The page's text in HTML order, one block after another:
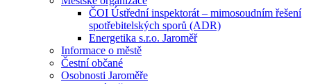
ČOI Ústřední inspektorát – mimosoudním řešení
spotřebitelských sporů (ADR)
Energetika s.r.o. Jaroměř
Informace o městě
Čestní občané
Osobnosti Jaroměře